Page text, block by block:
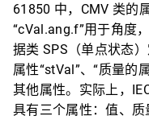
61850 中，CMV 类的
“cVal.ang.f”用于角度
据类 SPS（单点状态
属性“stVal”、“质量的
其他属性。实际上，
具有三个属性：值、质